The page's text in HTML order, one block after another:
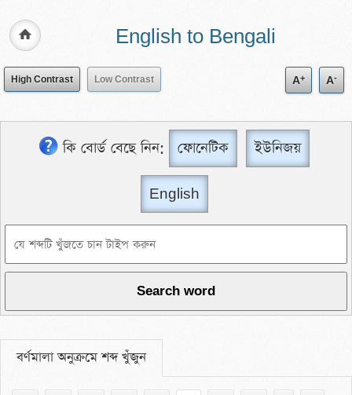
English to Bengali
High Contrast Low Contrast A+ A-
কি বোর্ড বেছে নিন: ফোনেটিক ইউনিজয়
English
বর্ণমালা অনুক্রমে শব্দ খুঁজুন